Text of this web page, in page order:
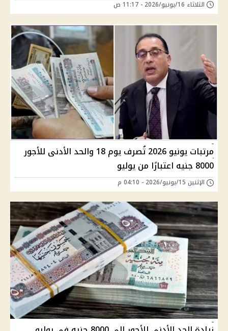
الثلاثاء 16/يونيو/2026 - 11:17 ص
مرتبات يونيو 2026 تُصرف يوم 18 والحد الأدنى للأجور
8000 جنيه اعتبارًا من يوليو
الإثنين 15/يونيو/2026 - 04:10 م